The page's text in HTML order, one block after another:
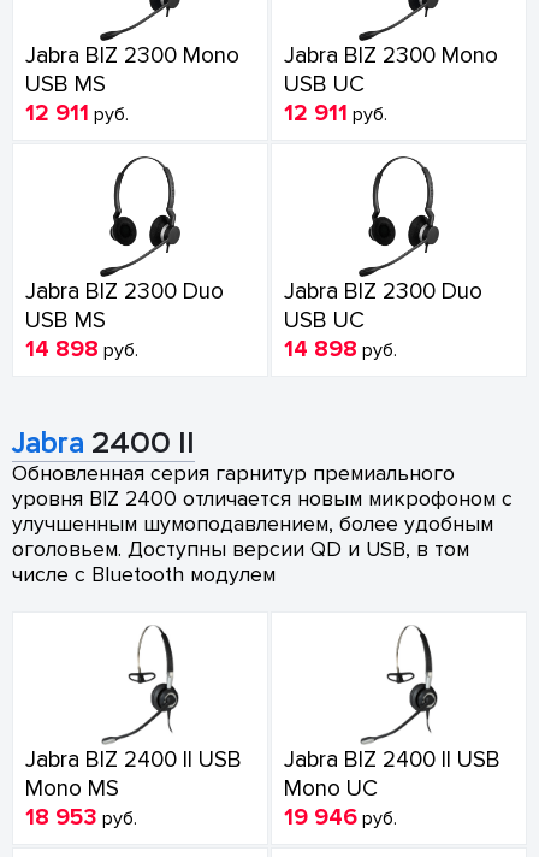
Jabra BIZ 2300 Mono
USB MS
12 911 руб.
Jabra BIZ 2300 Mono
USB UC
12 911 руб.
Jabra BIZ 2300 Duo
USB MS
14 898 руб.
Jabra BIZ 2300 Duo
USB UC
14 898 руб.
Jabra 2400 II
Обновленная серия гарнитур премиального
уровня BIZ 2400 отличается новым микрофоном с
улучшенным шумоподавлением, более удобным
оголовьем. Доступны версии QD и USB, в том
числе с Bluetooth модулем
Jabra BIZ 2400 II USB
Mono MS
18 953 руб.
Jabra BIZ 2400 II USB
Mono UC
19 946 руб.